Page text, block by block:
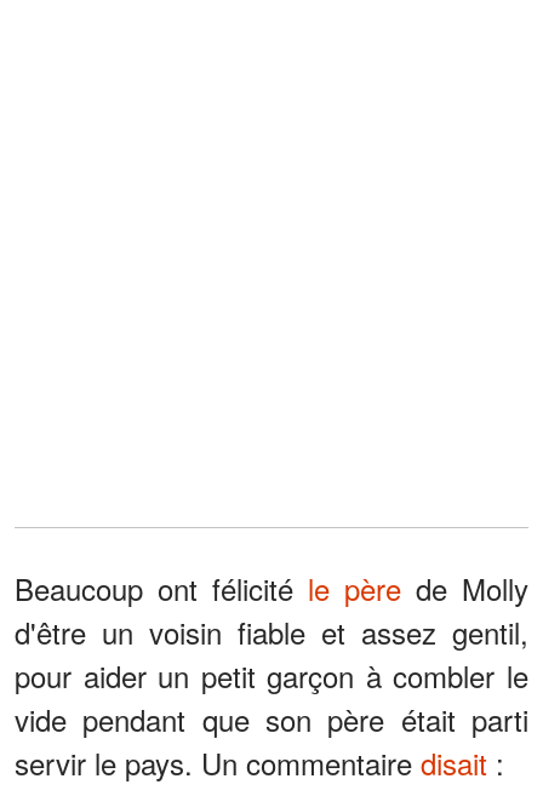
Beaucoup ont félicité le père de Molly
d'être un voisin fiable et assez gentil,
pour aider un petit garçon à combler le
vide pendant que son père était parti
servir le pays. Un commentaire disait :